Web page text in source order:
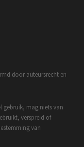
door auteursrecht en
gebruik, mag niets van
verspreid of
van